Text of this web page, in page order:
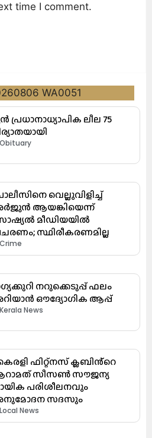
time I comment.
പ്രധാനാധ്യാപിക ലീല 75
Obituary
വെല്ലുവിളിച്ച്
ആയങ്കിയെന്ന്
മീഡിയയിൽ
സ്ഥിരീകരണമില്ല
Crime
നറുക്കെടുപ്പ് ഫലം
ഔദ്യോഗിക ആപ്പ്
Kerala News
ഫിറ്റ്നസ് ക്ലബിൻ്റെ
സീസൺ സൗജന്യ
പരിശീലനവും
സദസും
Local News